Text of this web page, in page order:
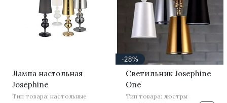
Лампа настольная
Josephine
Тип товара: настольные
-28%
Светильник Josephine
One
Тип товара: люстры